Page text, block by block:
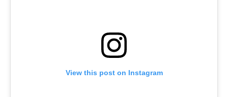
View this post on Instagram